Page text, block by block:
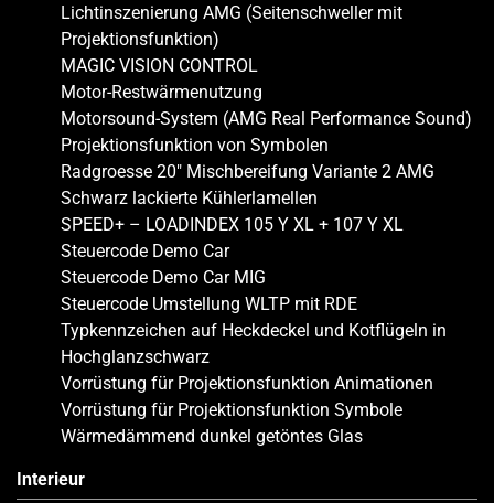
Lichtinszenierung AMG (Seitenschweller mit
Projektionsfunktion)
MAGIC VISION CONTROL
Motor-Restwärmenutzung
Motorsound-System (AMG Real Performance Sound)
Projektionsfunktion von Symbolen
Radgroesse 20″ Mischbereifung Variante 2 AMG
Schwarz lackierte Kühlerlamellen
SPEED+ – LOADINDEX 105 Y XL + 107 Y XL
Steuercode Demo Car
Steuercode Demo Car MIG
Steuercode Umstellung WLTP mit RDE
Typkennzeichen auf Heckdeckel und Kotflügeln in
Hochglanzschwarz
Vorrüstung für Projektionsfunktion Animationen
Vorrüstung für Projektionsfunktion Symbole
Wärmedämmend dunkel getöntes Glas
Interieur